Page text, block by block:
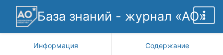
База знаний - журнал «АО»
Информация Содержание